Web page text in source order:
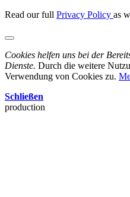
Read our full Privacy Policy as
Cookies helfen uns bei der
Dienste. Durch die weitere
Verwendung von Cookies zu.
Schließen
production